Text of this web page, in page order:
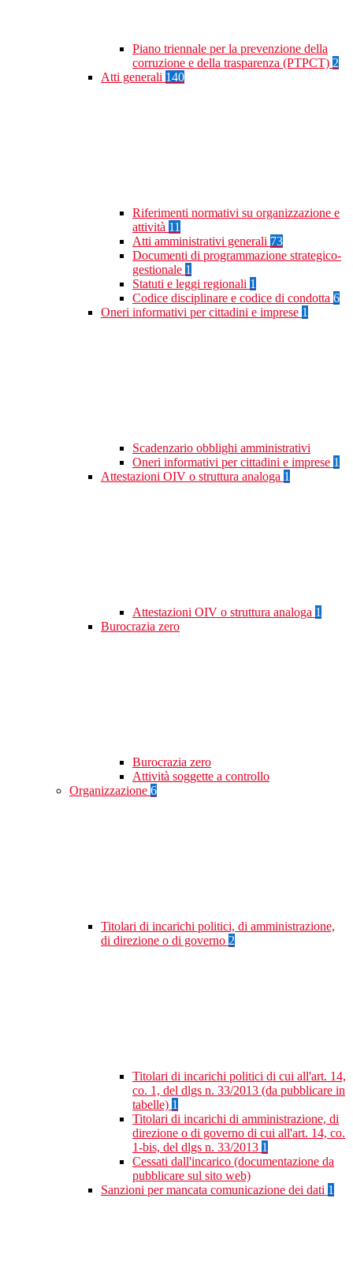
Piano triennale per la prevenzione della
corruzione e della trasparenza (PTPCT) 2
Atti generali 140
Riferimenti normativi su organizzazione e
attività 11
Atti amministrativi generali 73
Documenti di programmazione strategico-
gestionale 1
Statuti e leggi regionali 1
Codice disciplinare e codice di condotta 6
Oneri informativi per cittadini e imprese 1
Scadenzario obblighi amministrativi
Oneri informativi per cittadini e imprese 1
Attestazioni OIV o struttura analoga 1
Attestazioni OIV o struttura analoga 1
Burocrazia zero
Burocrazia zero
Attività soggette a controllo
Organizzazione 6
Titolari di incarichi politici, di amministrazione,
di direzione o di governo 2
Titolari di incarichi politici di cui all'art. 14,
co. 1, del dlgs n. 33/2013 (da pubblicare in
tabelle) 1
Titolari di incarichi di amministrazione, di
direzione o di governo di cui all'art. 14, co.
1-bis, del dlgs n. 33/2013 1
Cessati dall'incarico (documentazione da
pubblicare sul sito web)
Sanzioni per mancata comunicazione dei dati 1